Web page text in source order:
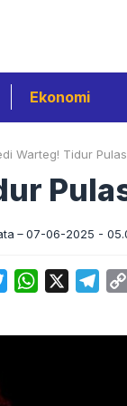
Ekonomi
Warteg! Tidur
07-06-2025 -
TwitterWhatsApp